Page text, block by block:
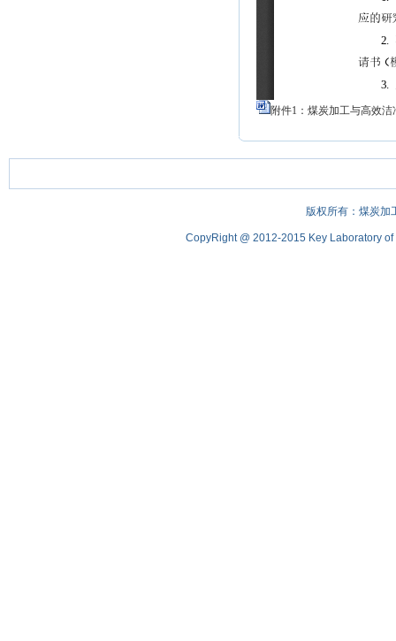
附件1：煤炭加工与高效
版权所有：煤炭加
CopyRight @ 2012-2015 Key Laboratory